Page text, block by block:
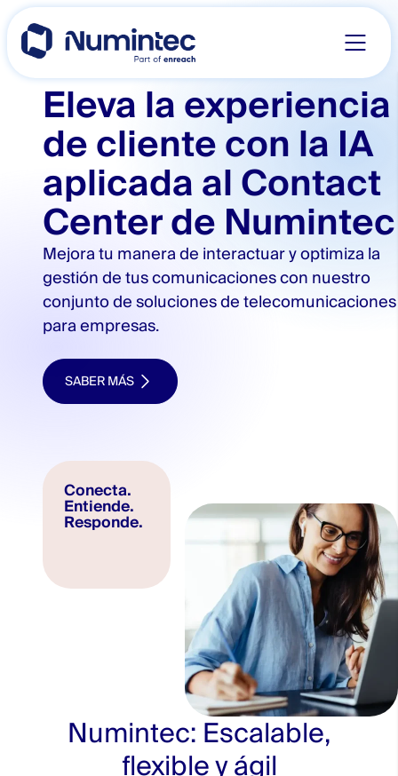
Skip
content
Eleva la experiencia
de cliente con la IA
aplicada al Contact
Center de Numintec
Mejora tu manera de interactuar y optimiza la
gestión de tus comunicaciones con nuestro
conjunto de soluciones de telecomunicaciones
para empresas.
SABER MÁS
Conecta.
Entiende.
Responde.
Numintec: Escalable,
flexible y ágil